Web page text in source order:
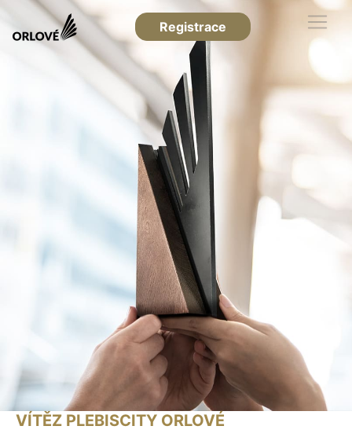
Registrace
VÍTĚZ PLEBISCITY ORLOVÉ